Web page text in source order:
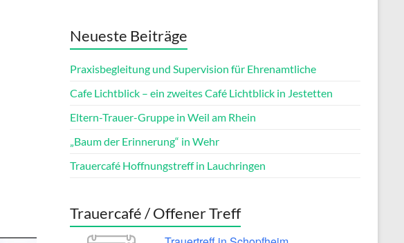
Office 365
Neueste Beiträge
Praxisbegleitung und Supervision für Ehrenamtliche
Cafe Lichtblick – ein zweites Café Lichtblick in Jestetten
Eltern-Trauer-Gruppe in Weil am Rhein
„Baum der Erinnerung“ in Wehr
Trauercafé Hoffnungstreff in Lauchringen
Trauercafé / Offener Treff